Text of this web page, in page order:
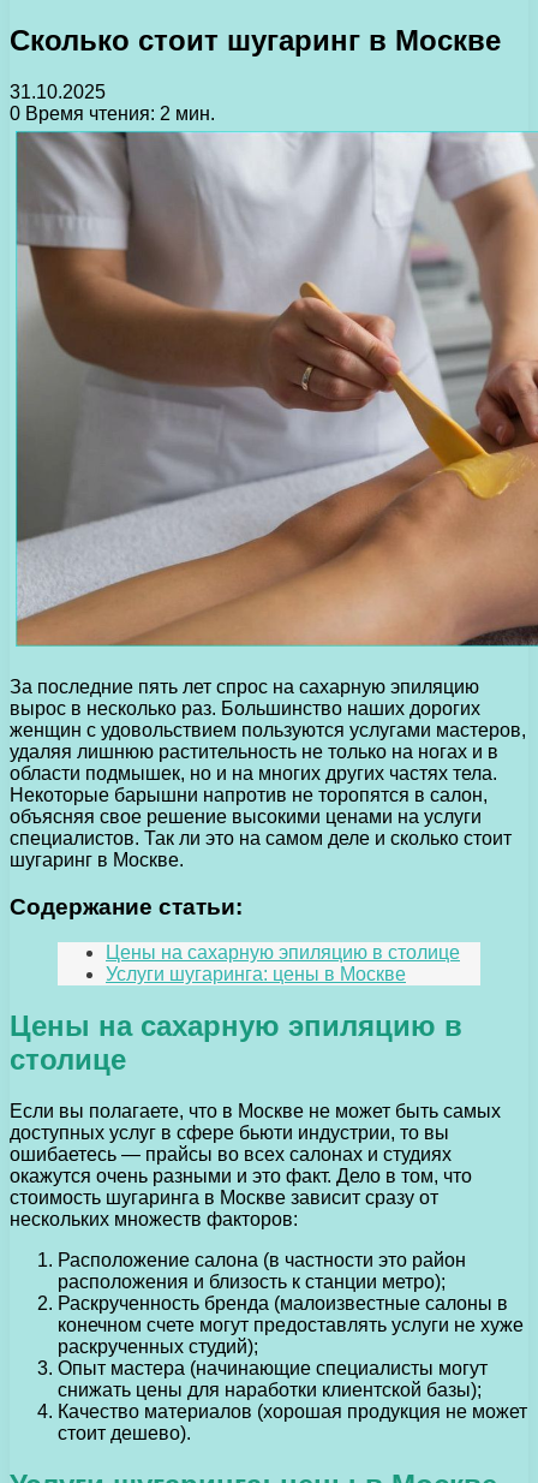
Сколько стоит шугаринг в Москве
31.10.2025
0 Время чтения: 2 мин.
За последние пять лет спрос на сахарную эпиляцию
вырос в несколько раз. Большинство наших дорогих
женщин с удовольствием пользуются услугами мастеров,
удаляя лишнюю растительность не только на ногах и в
области подмышек, но и на многих других частях тела.
Некоторые барышни напротив не торопятся в салон,
объясняя свое решение высокими ценами на услуги
специалистов. Так ли это на самом деле и сколько стоит
шугаринг в Москве.
Содержание статьи:
Цены на сахарную эпиляцию в столице
Услуги шугаринга: цены в Москве
Цены на сахарную эпиляцию в
столице
Если вы полагаете, что в Москве не может быть самых
доступных услуг в сфере бьюти индустрии, то вы
ошибаетесь — прайсы во всех салонах и студиях
окажутся очень разными и это факт. Дело в том, что
стоимость шугаринга в Москве зависит сразу от
нескольких множеств факторов:
Расположение салона (в частности это район
расположения и близость к станции метро);
Раскрученность бренда (малоизвестные салоны в
конечном счете могут предоставлять услуги не хуже
раскрученных студий);
Опыт мастера (начинающие специалисты могут
снижать цены для наработки клиентской базы);
Качество материалов (хорошая продукция не может
стоит дешево).